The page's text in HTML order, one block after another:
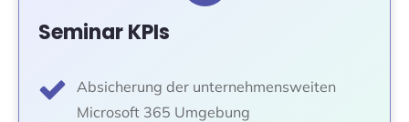
Seminar KPIs
Absicherung der unternehmensweiten
Microsoft 365 Umgebung